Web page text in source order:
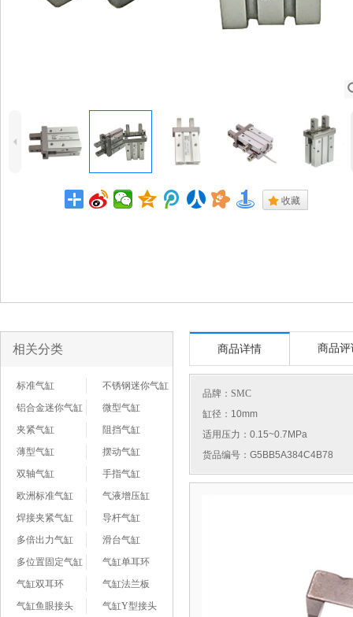
4
. 收藏
相关分类
标准气缸
不锈钢迷你气缸
铝合金迷你气缸
微型气缸
夹紧气缸
阻挡气缸
薄型气缸
摆动气缸
双轴气缸
手指气缸
欧洲标准气缸
气液增压缸
焊接夹紧气缸
导杆气缸
多倍出力气缸
滑台气缸
多位置固定气缸
气缸单耳环
气缸双耳环
气缸法兰板
气缸鱼眼接头
气缸Y型接头
商品详情 商品评
品牌： SMC
缸径：10mm
适用压力：0.15~0.7MPa
货品编号：G5BB5A384C4B78